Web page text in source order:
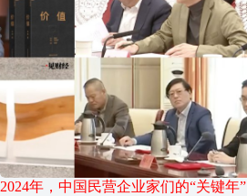
2024年，中国民营企业家们的“关键年”